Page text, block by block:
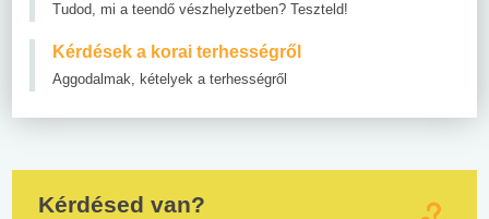
Tudod, mi a teendő vészhelyzetben? Teszteld!
Kérdések a korai terhességről
Aggodalmak, kételyek a terhességről
Kérdésed van?